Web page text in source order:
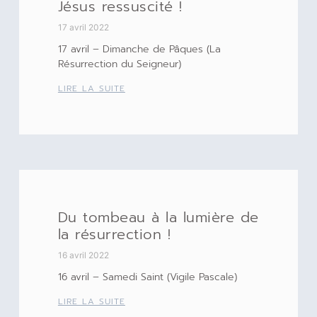
Jésus ressuscité !
17 avril 2022
17 avril – Dimanche de Pâques (La
Résurrection du Seigneur)
LIRE LA SUITE
Du tombeau à la lumière de
la résurrection !
16 avril 2022
16 avril – Samedi Saint (Vigile Pascale)
LIRE LA SUITE